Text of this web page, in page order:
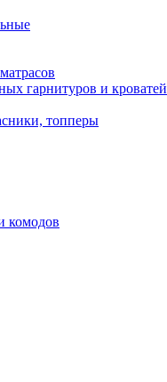
гарнитуров и кроватей
топперы
комодов